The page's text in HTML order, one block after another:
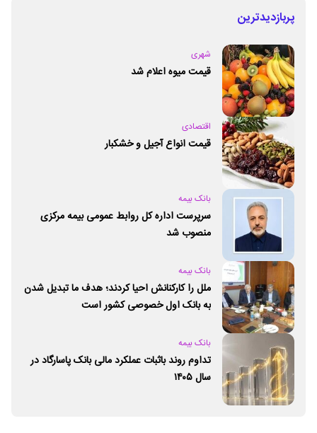
پربازدیدترین
شهری
قیمت میوه اعلام شد
اقتصادی
قیمت انواع آجیل و خشکبار
بانک بیمه
سرپرست اداره کل روابط عمومی بیمه مرکزی
منصوب شد
بانک بیمه
ملل را کارکنانش احیا کردند؛ هدف ما تبدیل شدن
به بانک اول خصوصی کشور است
بانک بیمه
تداوم روند باثبات عملکرد مالی بانک پاسارگاد در
سال ۱۴۰۵